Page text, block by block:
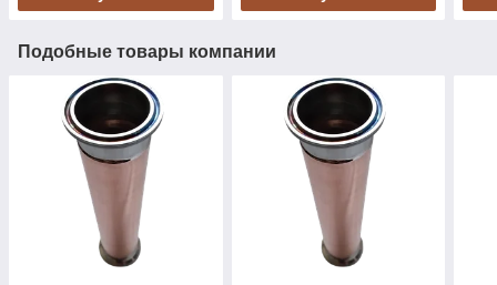
Подобные товары компании